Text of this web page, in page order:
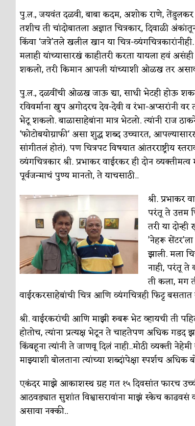
‘अर्थ’पूर्ण हास्य अर्थ-वाणिज्य
अष्टपैलू : खंडू रांगणेकर क्रिकेट
अपूर्ण कथा
पु.ल., जयवंत दळवी, बाबा कदम, अशोक राणे, तेंडुलकर
तशीच ती चांदोबातला अज्ञात चित्रकार, दिवाळी
किंवा ‘जत्रे’तले खलील खान या चित्र-
मलाही यांच्यासारखं काहीतरी करता यायला हवं
शकलो, तरी किमान आपली यांच्याशी ओळख तर
पु.ल., दळवींची ओळख जाऊ द्या, साधी भेटही होऊ शकली
रविवर्माना खुप अगोदरच देव-देवी व रंभा-अप्सरांनी
भेटू शकलो. बाळासाहेबांना मात्र भेटलो. त्यांनी राज
‘फोटोबयोग्राफी‘ असा शुद्ध शब्द उच्चारत,
सांगीतलं होतं). पण चित्रपट विषयात आंतरराष्ट्रीय
व्यंगचित्रकार श्री. प्रभाकर वाईरकर ही दोन
पूर्वजन्माचं पुण्य मानतो, ते याचसाठी..
श्री. प्रभाकर
परंतू ते उत्तम
तरी या
’नेहरू
झाली. मला
नाही, परंतू ते
ती कला, मग
वाईरकरसाहेबांची चित्र आणि व्यंगचित्रही फिट्ट
श्री. वाईरकरांची आणि माझी रुबरू भेट व्हायची ती
होतोच, त्यांना प्रत्यक्ष भेटून ते चाहतेपण अधिक गडद
किंबहूना त्यांनी ते जाणवू दिलं नाही..मोठी व्यक्ती
माझ्याशी बोलताना त्यांच्या शब्दांपेक्षा स्पर्शच अधिक
एकंदर माझे आकाशस्थ ग्रह गत १५ दिवसांत फारच
आठवड्यात सुशांत विश्वासरावांना माझं स्केच काढवसं
असावा नक्की..